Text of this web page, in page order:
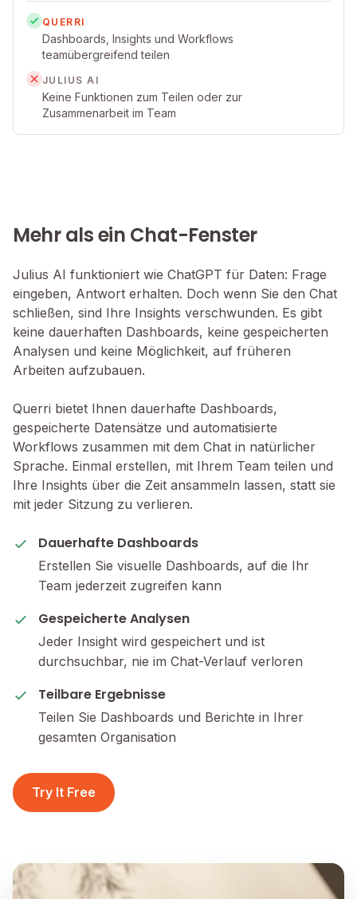
QUERRI
Dashboards, Insights und Workflows
teamübergreifend teilen
JULIUS AI
Keine Funktionen zum Teilen oder zur
Zusammenarbeit im Team
Mehr als ein Chat-Fenster
Julius AI funktioniert wie ChatGPT für Daten: Frage
eingeben, Antwort erhalten. Doch wenn Sie den Chat
schließen, sind Ihre Insights verschwunden. Es gibt
keine dauerhaften Dashboards, keine gespeicherten
Analysen und keine Möglichkeit, auf früheren
Arbeiten aufzubauen.
Querri bietet Ihnen dauerhafte Dashboards,
gespeicherte Datensätze und automatisierte
Workflows zusammen mit dem Chat in natürlicher
Sprache. Einmal erstellen, mit Ihrem Team teilen und
Ihre Insights über die Zeit ansammeln lassen, statt sie
mit jeder Sitzung zu verlieren.
Dauerhafte Dashboards
Erstellen Sie visuelle Dashboards, auf die Ihr
Team jederzeit zugreifen kann
Gespeicherte Analysen
Jeder Insight wird gespeichert und ist
durchsuchbar, nie im Chat-Verlauf verloren
Teilbare Ergebnisse
Teilen Sie Dashboards und Berichte in Ihrer
gesamten Organisation
Try It Free